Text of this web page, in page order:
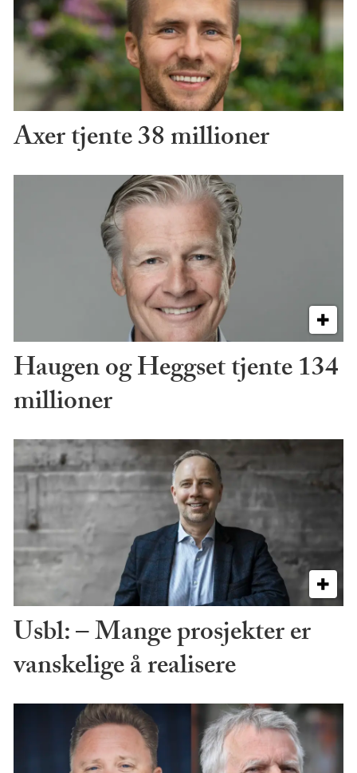
Axer tjente 38 millioner
Haugen og Heggset tjente 134
millioner
Usbl: – Mange prosjekter er
vanskelige å realisere